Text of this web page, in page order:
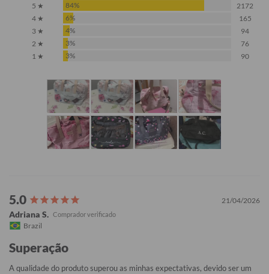
5 ★ 84%
2172
4 ★
6%
165
3 ★
4%
94
2 ★
3%
76
1 ★
3% 90
21/04/2026
Adriana S.
Brazil
Superação
A qualidade do produto superou as minhas expectativas, devido ser um